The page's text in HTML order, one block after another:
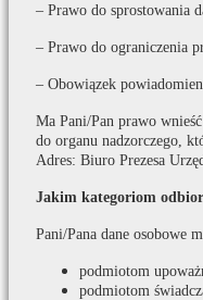
– Prawo do sprostowania
– Prawo do ograniczenia
– Obowiązek
Ma Pani/Pan prawo
do organu nadzorczego,
Adres: Biuro Prezesa
Jakim kategoriom
Pani/Pana dane osobowe
podmiotom
podmiotom